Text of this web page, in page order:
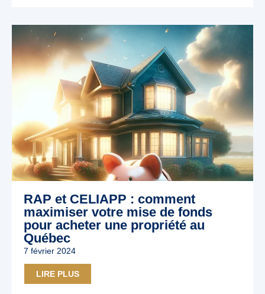
RAP et CELIAPP : comment
maximiser votre mise de fonds
pour acheter une propriété au
Québec
7 février 2024
LIRE PLUS